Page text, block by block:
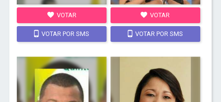
VOTAR
VOTAR POR SMS
VOTAR
VOTAR POR SMS